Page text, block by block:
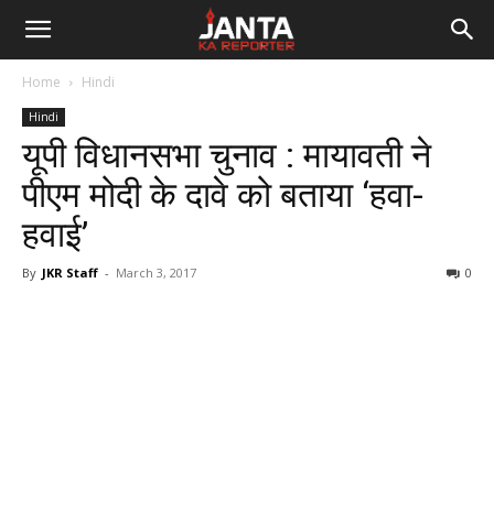
Janta
Reporter
Home Hindi
Hindi
यूपी विधानसभा चुनाव : मायावती ने
पीएम मोदी के दावे को बताया ‘हवा-
हवाई’
By JKR Staff - March 3, 2017 0